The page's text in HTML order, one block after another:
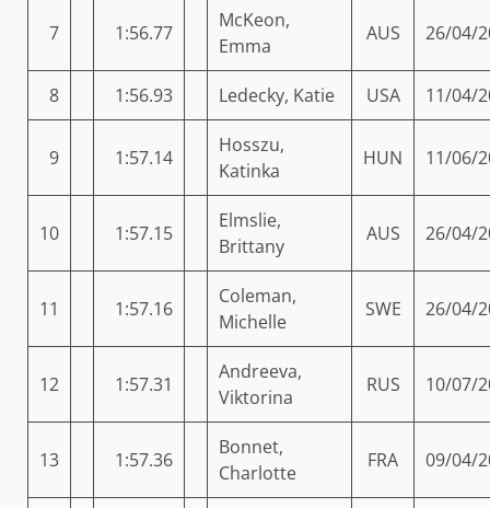
7 1:56.77
McKeon,
Emma
AUS 26/04/
8 1:56.93 Ledecky, Katie USA 11/04/
9 1:57.14
Hosszu,
Katinka
HUN 11/06/
10 1:57.15
Elmslie,
Brittany
AUS 26/04/
11 1:57.16
Coleman,
Michelle
SWE 26/04/
12 1:57.31
Andreeva,
Viktorina
RUS 10/07/
13 1:57.36
Bonnet,
Charlotte
FRA 09/04/